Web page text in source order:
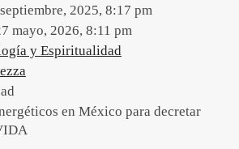
2025, 8:17 pm
mayo, 2026, 8:11 pm
y Espiritualidad
en México para decretar